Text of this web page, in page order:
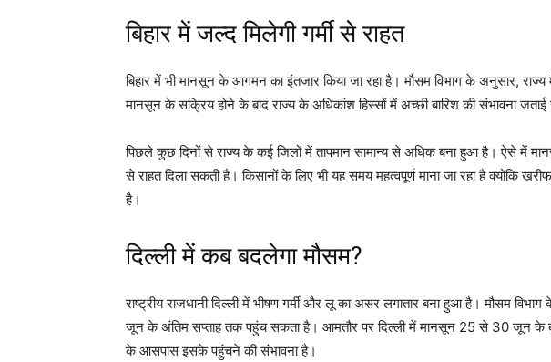
बिहार में जल्द मिलेगी गर्मी से राहत
बिहार में भी मानसून के आगमन का इंतजार किया जा रहा है। मौसम विभाग के अनुसार,
मानसून के सक्रिय होने के बाद राज्य के अधिकांश हिस्सों में अच्छी बारिश की संभावना जताई
पिछले कुछ दिनों से राज्य के कई जिलों में तापमान सामान्य से अधिक बना हुआ है। ऐसे में
से राहत दिला सकती है। किसानों के लिए भी यह समय महत्वपूर्ण माना जा रहा है क्योंकि
है।
दिल्ली में कब बदलेगा मौसम?
राष्ट्रीय राजधानी दिल्ली में भीषण गर्मी और लू का असर लगातार बना हुआ है। मौसम
जून के अंतिम सप्ताह तक पहुंच सकता है। आमतौर पर दिल्ली में मानसून 25 से 30 जून के
के आसपास इसके पहुंचने की संभावना है।